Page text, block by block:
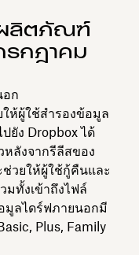
ลิตภัณฑ์
กฎาคม
อก
ห้ผู้ใช้สำรองข้อมูล
ยัง Dropbox ได้
ลังจากรีลีสของ
วยให้ผู้ใช้กู้คืนและ
ทั้งเข้าถึงไฟล์
มูลไดร์ฟภายนอกมี
Plus, Family